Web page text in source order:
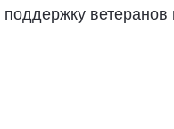
ветеранов